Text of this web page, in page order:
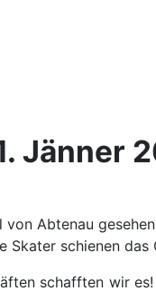
Jänner
Abtenau
schienen
schafften wir